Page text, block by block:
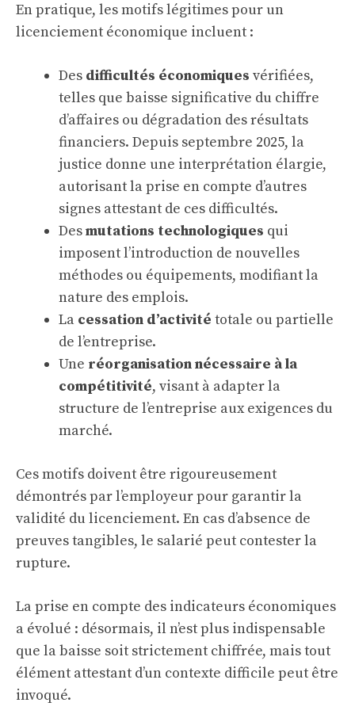
En pratique, les motifs légitimes pour un
licenciement économique incluent :
Des difficultés économiques vérifiées,
telles que baisse significative du chiffre
d’affaires ou dégradation des résultats
financiers. Depuis septembre 2025, la
justice donne une interprétation élargie,
autorisant la prise en compte d’autres
signes attestant de ces difficultés.
Desmutations technologiques qui
imposent l’introduction de nouvelles
méthodes ou équipements, modifiant la
nature des emplois.
La cessation d’activité totale ou partielle
de l’entreprise.
Une réorganisation nécessaire à la
compétitivité, visant à adapter la
structure de l’entreprise aux exigences du
marché.
Ces motifs doivent être rigoureusement
démontrés par l’employeur pour garantir la
validité du licenciement. En cas d’absence de
preuves tangibles, le salarié peut contester la
rupture.
La prise en compte des indicateurs économiques
a évolué : désormais, il n’est plus indispensable
que la baisse soit strictement chiffrée, mais tout
élément attestant d’un contexte difficile peut être
invoqué.